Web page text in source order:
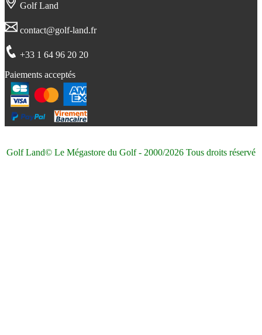
Golf Land
contact@golf-land.fr
+33 1 64 96 20 20
Paiements acceptés
Golf Land© Le Mégastore du Golf - 2000/2026 Tous droits réservé